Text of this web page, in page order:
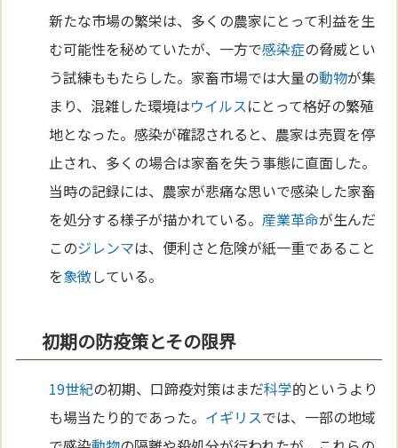
新たな市場の繁栄は、多くの農家にとって利益を生
む可能性を秘めていたが、一方で感染症の脅威とい
う試練ももたらした。家畜市場では大量の動物が集
まり、混雑した環境はウイルスにとって格好の繁殖
地となった。感染が確認されると、農家は売買を停
止され、多くの場合は家畜を失う事態に直面した。
当時の記録には、農家が悲痛な思いで感染した家畜
を処分する様子が描かれている。産業革命が生んだ
このジレンマは、便利さと危険が紙一重であること
を象徴している。
初期の防疫策とその限界
19世紀の初期、口蹄疫対策はまだ科学的というより
も場当たり的であった。 イギリスでは、一部の地域